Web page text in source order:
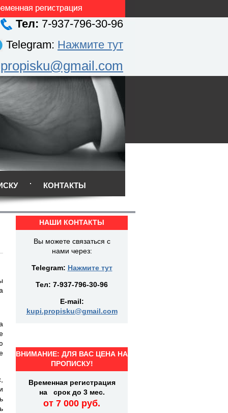
Тел: 7-937-796-30-96
Telegram: Нажмите тут
КОНТАКТЫ
НАШИ КОНТАКТЫ
Вы можете связаться с
нами через:
Telegram: Нажмите тут
Тел: 7-937-796-30-96
E-mail:
kupi.propisku@gmail.com
ВНИМАНИЕ: ДЛЯ ВАС ЦЕНА НА
ПРОПИСКУ!
Временная регистрация
на срок до 3 мес.
от 7 000 руб.